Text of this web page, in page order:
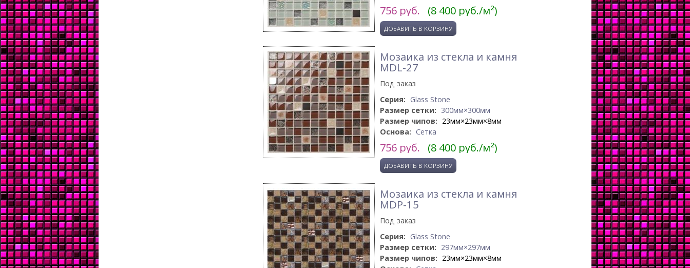
756 руб. (8 400 руб./м²)
Мозаика из стекла и камня
MDL-27
Под заказ
Серия: Glass Stone
Размер сетки: 300мм×300мм
Размер чипов: 23мм×23мм×8мм
Основа: Сетка
756 руб. (8 400 руб./м²)
Мозаика из стекла и камня
MDP-15
Под заказ
Серия: Glass Stone
Размер сетки: 297мм×297мм
Размер чипов: 23мм×23мм×8мм